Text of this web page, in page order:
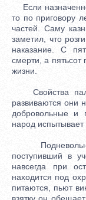
Если
то по приговору
частей. Саму
заметил, что
наказание. С
смерти, а пятьсот
жизни.
Свойства
развиваются они
добровольные и
народ испытывает
поступивший в
навсегда при
находится под
питаются, пьют
взятку он